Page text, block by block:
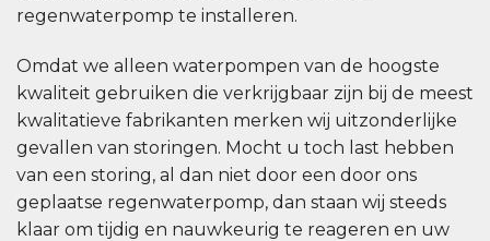
regenwaterpomp te installeren.
Omdat we alleen waterpompen van de hoogste
kwaliteit gebruiken die verkrijgbaar zijn bij de meest
kwalitatieve fabrikanten merken wij uitzonderlijke
gevallen van storingen. Mocht u toch last hebben
van een storing, al dan niet door een door ons
geplaatse regenwaterpomp, dan staan ​​wij steeds
klaar om tijdig en nauwkeurig te reageren en uw